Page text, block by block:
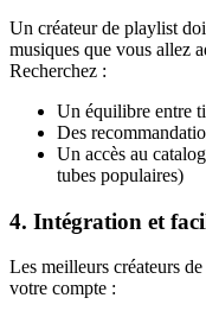
Un créateur de playlist
musiques que vous allez
Recherchez :
Un équilibre entre
Des
Un accès au
tubes populaires)
4. Intégration et
Les meilleurs créateurs
votre compte :